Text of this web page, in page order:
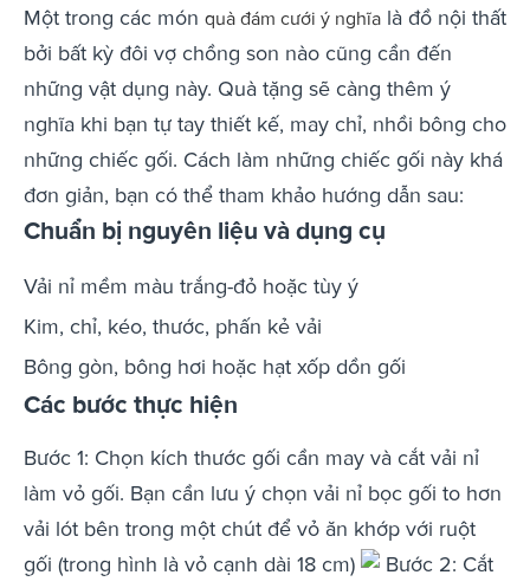
Một trong các món quà đám cưới ý nghĩa là đồ nội thất
bởi bất kỳ đôi vợ chồng son nào cũng cần đến
những vật dụng này. Quà tặng sẽ càng thêm ý
nghĩa khi bạn tự tay thiết kế, may chỉ, nhồi bông cho
những chiếc gối. Cách làm những chiếc gối này khá
đơn giản, bạn có thể tham khảo hướng dẫn sau:
Chuẩn bị nguyên liệu và dụng cụ
Vải nỉ mềm màu trắng-đỏ hoặc tùy ý
Kim, chỉ, kéo, thước, phấn kẻ vải
Bông gòn, bông hơi hoặc hạt xốp dồn gối
Các bước thực hiện
Bước 1: Chọn kích thước gối cần may và cắt vải nỉ
làm vỏ gối. Bạn cần lưu ý chọn vải nỉ bọc gối to hơn
vải lót bên trong một chút để vỏ ăn khớp với ruột
gối (trong hình là vỏ cạnh dài 18 cm)
Bước 2: Cắt